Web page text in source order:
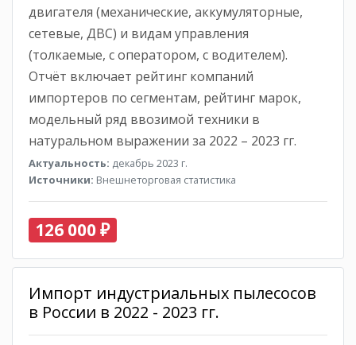
двигателя (механические, аккумуляторные,
сетевые, ДВС) и видам управления
(толкаемые, с оператором, с водителем).
Отчёт включает рейтинг компаний
импортеров по сегментам, рейтинг марок,
модельный ряд ввозимой техники в
натуральном выражении за 2022 – 2023 гг.
Актуальность: декабрь 2023 г.
Источники: Внешнеторговая статистика
126 000 ₽
Импорт индустриальных пылесосов
в России в 2022 - 2023 гг.